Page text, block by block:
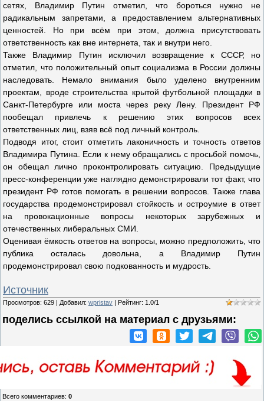
сетях, Владимир Путин отметил, что бороться нужно не
радикальным запретами, а предоставлением альтернативных
ценностей. Но при всём при этом, должна присутствовать
ответственность как вне интернета, так и внутри него.
Также Владимир Путин исключил возвращение к СССР, но
отметил, что положительный опыт социализма в России должны
наследовать. Немало внимания было уделено внутренним
проектам, вроде строительства крытой футбольной площадки в
Санкт-Петербурге или моста через реку Лену. Президент РФ
пообещал привлечь к решению этих вопросов всех
ответственных лиц, взяв всё под личный контроль.
Подводя итог, стоит отметить лаконичность и точность ответов
Владимира Путина. Если к нему обращались с просьбой помочь,
он обещал лично проконтролировать ситуацию. Предыдущие
пресс-конференции уже наглядно демонстрировали тот факт, что
президент РФ готов помогать в решении вопросов. Также глава
государства продемонстрировал стойкость и остроумие в ответ
на провокационные вопросы некоторых зарубежных и
отечественных либеральных СМИ.
Оценивая ёмкость ответов на вопросы, можно предположить, что
публика осталась довольна, а Владимир Путин
продемонстрировал свою подкованность и мудрость.
Источник
Просмотров: 629 | Добавил: wpristav | Рейтинг: 1.0/1
поделись ссылкой на материал c друзьями:
Всего комментариев: 0